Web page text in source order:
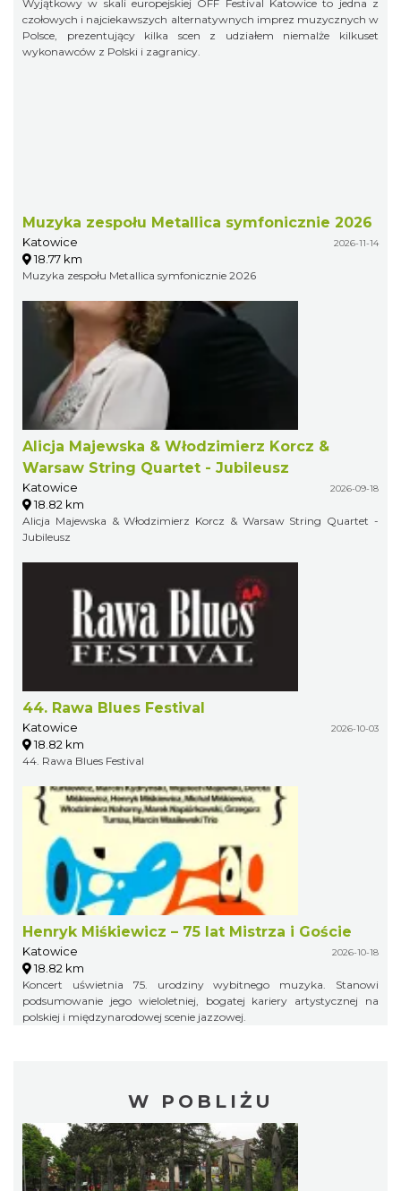
Wyjątkowy w skali europejskiej OFF Festival Katowice to jedna z
czołowych i najciekawszych alternatywnych imprez muzycznych w
Polsce, prezentujący kilka scen z udziałem niemalże kilkuset
wykonawców z Polski i zagranicy.
Muzyka zespołu Metallica symfonicznie 2026
Katowice 2026-11-14
18.77 km
Muzyka zespołu Metallica symfonicznie 2026
Alicja Majewska & Włodzimierz Korcz &
Warsaw String Quartet - Jubileusz
Katowice 2026-09-18
18.82 km
Alicja Majewska & Włodzimierz Korcz & Warsaw String Quartet -
Jubileusz
44. Rawa Blues Festival
Katowice 2026-10-03
18.82 km
44. Rawa Blues Festival
Henryk Miśkiewicz – 75 lat Mistrza i Goście
Katowice 2026-10-18
18.82 km
Koncert uświetnia 75. urodziny wybitnego muzyka. Stanowi
podsumowanie jego wieloletniej, bogatej kariery artystycznej na
polskiej i międzynarodowej scenie jazzowej.
W POBLIŻU